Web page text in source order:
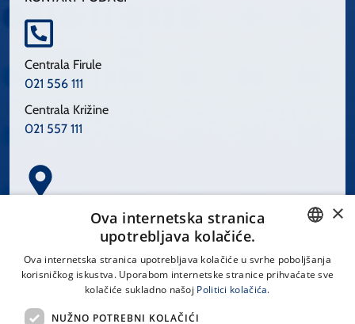
Centrala Firule
021 556 111
Centrala Križine
021 557 111
Spinčićeva 1, 21000 Split
CROATIAN
×
Ova internetska stranica
upotrebljava kolačiće.
Ova internetska stranica upotrebljava kolačiće u svrhe poboljšanja
korisničkog iskustva. Uporabom internetske stranice prihvaćate sve
kolačiće sukladno našoj Politici kolačića.
NUŽNO POTREBNI KOLAČIĆI